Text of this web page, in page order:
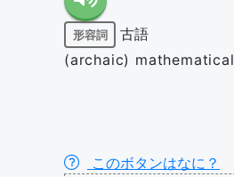
形容詞
古語
(archaic) mathematical
このボタンはなに？